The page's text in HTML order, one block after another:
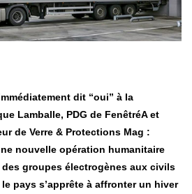
Lamballe, PDG de FenêtréA et
de Verre & Protections Mag :
nouvelle opération humanitaire
groupes électrogènes aux civils
pays s’apprête à affronter un hiver